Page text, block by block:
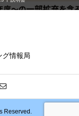
グ情報局
Reserved.